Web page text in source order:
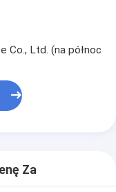
Co., Ltd. (na północ
Za